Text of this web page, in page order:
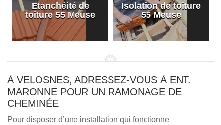
Etanchéité de
toiture 55 Meuse
Isolation de toiture
55 Meuse
À VELOSNES, ADRESSEZ-VOUS À ENT.
MARONNE POUR UN RAMONAGE DE
CHEMINÉE
Pour disposer d’une installation qui fonctionne